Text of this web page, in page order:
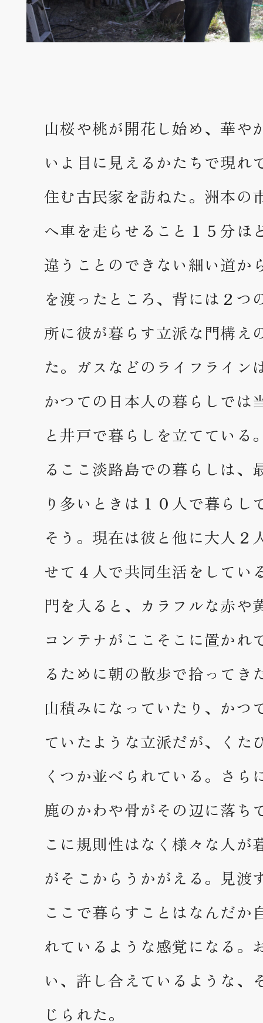
山桜や桃が開花し始め、華や
いよ目に見えるかたちで現れ
住む古民家を訪ねた。洲本の
へ車を走らせること１５分ほ
違うことのできない細い道か
を渡ったところ、背には２つ
所に彼が暮らす立派な門構え
た。ガスなどのライフライン
かつての日本人の暮らしでは
と井戸で暮らしを立てている
るここ淡路島での暮らしは、
り多いときは１０人で暮らし
そう。現在は彼と他に大人２
せて４人で共同生活をしてい
門を入ると、カラフルな赤や
コンテナがここそこに置かれ
るために朝の散歩で拾ってき
山積みになっていたり、かつ
ていたような立派だが、くた
くつか並べられている。さら
鹿のかわや骨がその辺に落ち
こに規則性はなく様々な人が
がそこからうかがえる。見渡
ここで暮らすことはなんだか
れているような感覚になる。
い、許し合えているような、
じられた。